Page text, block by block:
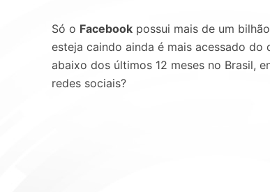
Só o Facebook possui mais de um
esteja caindo ainda é mais acessado do
abaixo dos últimos 12 meses no Brasil,
redes sociais?